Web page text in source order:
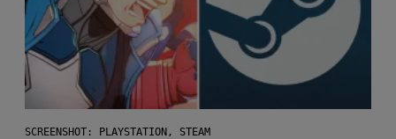
SCREENSHOT: PLAYSTATION, STEAM